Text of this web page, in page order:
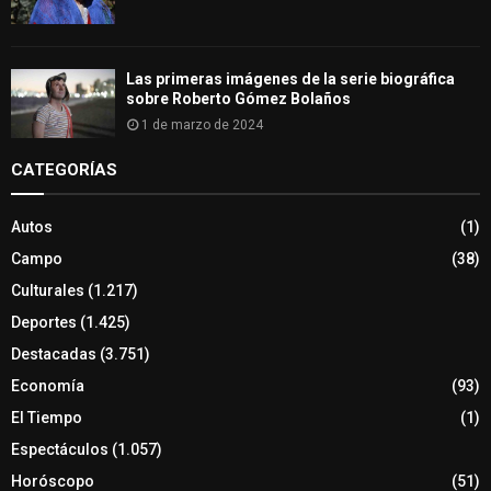
Las primeras imágenes de la serie biográfica
sobre Roberto Gómez Bolaños
1 de marzo de 2024
CATEGORÍAS
Autos
(1)
Campo
(38)
Culturales (1.217)
Deportes (1.425)
Destacadas (3.751)
Economía
(93)
El Tiempo
(1)
Espectáculos (1.057)
Horóscopo
(51)